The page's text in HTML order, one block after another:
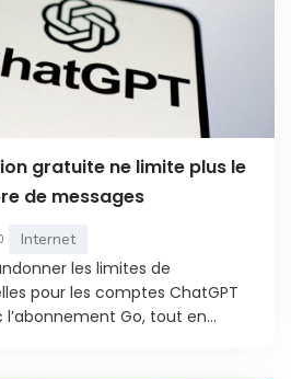
gratuite ne limite plus le
de messages
Internet
les limites de
pour les comptes ChatGPT
Go, tout en...